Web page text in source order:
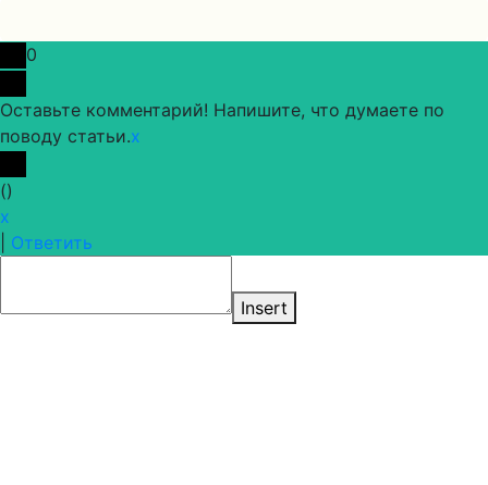
0
Оставьте комментарий! Напишите, что думаете по
поводу статьи.x
()
x
Ответить
Insert